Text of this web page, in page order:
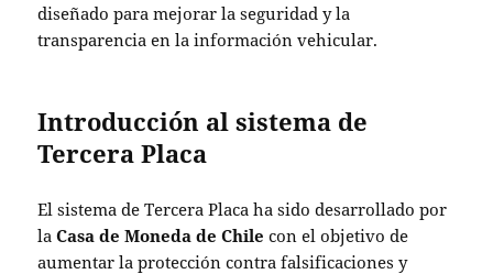
diseñado para mejorar la seguridad y la
transparencia en la información vehicular.
Introducción al sistema de
Tercera Placa
El sistema de Tercera Placa ha sido desarrollado por
laCasa de Moneda de Chile con el objetivo de
aumentar la protección contra falsificaciones y